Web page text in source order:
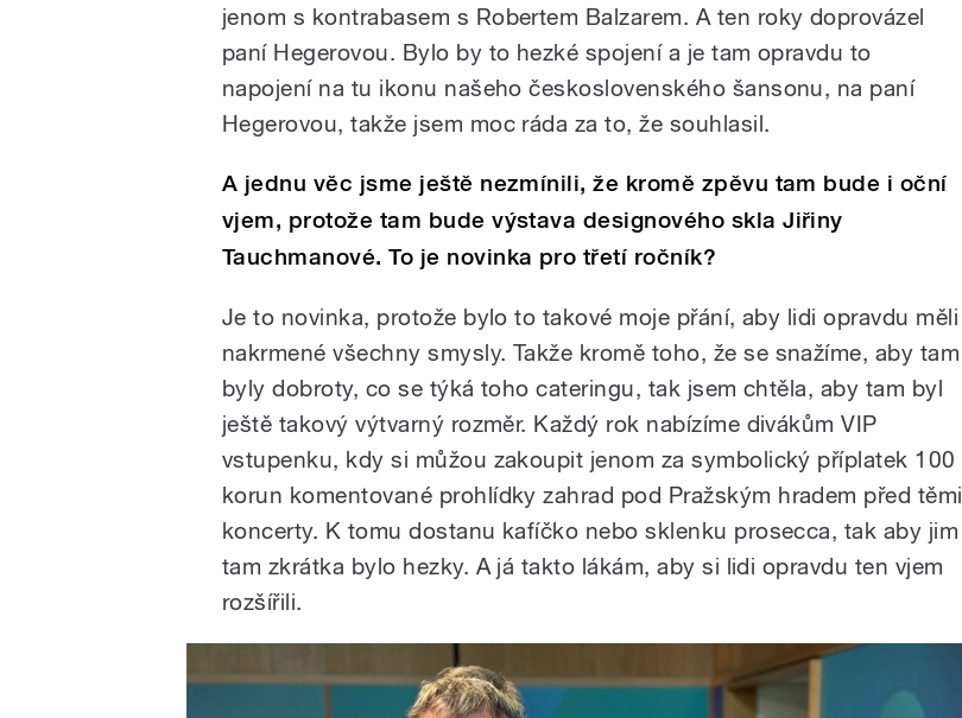
jenom s kontrabasem s Robertem Balzarem. A ten roky doprovázel
paní Hegerovou. Bylo by to hezké spojení a je tam opravdu to
napojení na tu ikonu našeho československého šansonu, na paní
Hegerovou, takže jsem moc ráda za to, že souhlasil.
A jednu věc jsme ještě nezmínili, že kromě zpěvu tam bude i oční
vjem, protože tam bude výstava designového skla Jiřiny
Tauchmanové. To je novinka pro třetí ročník?
Je to novinka, protože bylo to takové moje přání, aby lidi opravdu měli
nakrmené všechny smysly. Takže kromě toho, že se snažíme, aby tam
byly dobroty, co se týká toho cateringu, tak jsem chtěla, aby tam byl
ještě takový výtvarný rozměr. Každý rok nabízíme divákům VIP
vstupenku, kdy si můžou zakoupit jenom za symbolický příplatek 100
korun komentované prohlídky zahrad pod Pražským hradem před těmi
koncerty. K tomu dostanu kafíčko nebo sklenku prosecca, tak aby jim
tam zkrátka bylo hezky. A já takto lákám, aby si lidi opravdu ten vjem
rozšířili.